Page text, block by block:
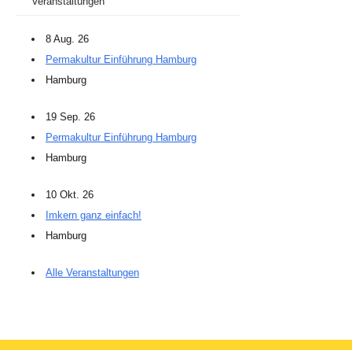
8 Aug. 26
Permakultur Einführung Hamburg
Hamburg
19 Sep. 26
Permakultur Einführung Hamburg
Hamburg
10 Okt. 26
Imkern ganz einfach!
Hamburg
Alle Veranstaltungen